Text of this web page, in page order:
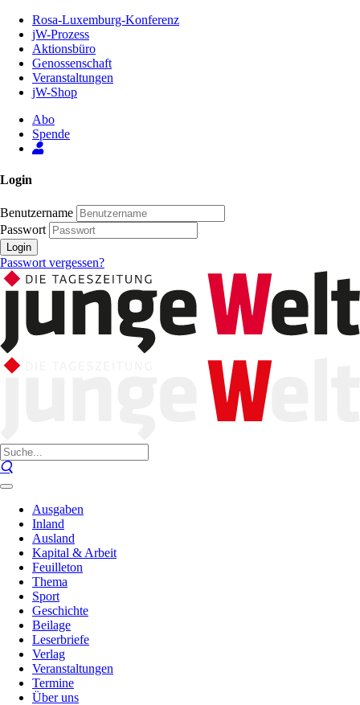
Inhalt
Seite
Rosa-Luxemburg-Konferenz
jW-Prozess
Aktionsbüro
Genossenschaft
Veranstaltungen
jW-Shop
Abo
Spende
Login
Benutzername
Passwort
Login
Passwort vergessen?
Ausgaben
Inland
Ausland
Kapital & Arbeit
Feuilleton
Thema
Sport
Geschichte
Beilage
Leserbriefe
Verlag
Veranstaltungen
Termine
Über uns